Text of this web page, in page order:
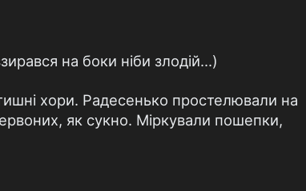
на боки ніби злодій...)
хори. Радесенько простелювали на
як сукно. Міркували пошепки,